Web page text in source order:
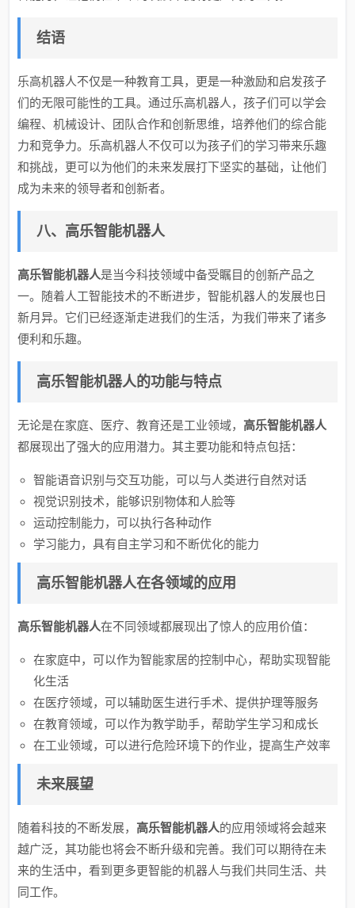
结语
乐高机器人不仅是一种教育工具，更是一种激励和启发孩子
们的无限可能性的工具。通过乐高机器人，孩子们可以学会
编程、机械设计、团队合作和创新思维，培养他们的综合能
力和竞争力。乐高机器人不仅可以为孩子们的学习带来乐趣
和挑战，更可以为他们的未来发展打下坚实的基础，让他们
成为未来的领导者和创新者。
八、高乐智能机器人
高乐智能机器人是当今科技领域中备受瞩目的创新产品之
一。随着人工智能技术的不断进步，智能机器人的发展也日
新月异。它们已经逐渐走进我们的生活，为我们带来了诸多
便利和乐趣。
高乐智能机器人的功能与特点
无论是在家庭、医疗、教育还是工业领域， 高乐智能机器人
都展现出了强大的应用潜力。其主要功能和特点包括：
智能语音识别与交互功能，可以与人类进行自然对话
视觉识别技术，能够识别物体和人脸等
运动控制能力，可以执行各种动作
学习能力，具有自主学习和不断优化的能力
高乐智能机器人在各领域的应用
高乐智能机器人在不同领域都展现出了惊人的应用价值：
在家庭中，可以作为智能家居的控制中心，帮助实现智能
化生活
在医疗领域，可以辅助医生进行手术、提供护理等服务
在教育领域，可以作为教学助手，帮助学生学习和成长
在工业领域，可以进行危险环境下的作业，提高生产效率
未来展望
随着科技的不断发展， 高乐智能机器人的应用领域将会越来
越广泛，其功能也将会不断升级和完善。我们可以期待在未
来的生活中，看到更多更智能的机器人与我们共同生活、共
同工作。